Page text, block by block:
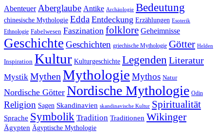
Abenteuer Aberglaube Antike Archäologie Bedeutung
chinesische Mythologie Edda Entdeckung Erzählungen Esoterik
Ethnologie Fabelwesen Faszination folklore Geheimnisse
Geschichte Geschichten griechische Mythologie Götter Helden
Inspiration Kultur Kulturgeschichte Legenden Literatur
Mystik Mythen Mythologie Mythos Natur
Nordische Götter Nordische Mythologie Odin
Religion Sagen Skandinavien skandinavische Kultur Spiritualität
Sprache Symbolik Tradition Traditionen Wikinger
Ägypten Ägyptische Mythologie